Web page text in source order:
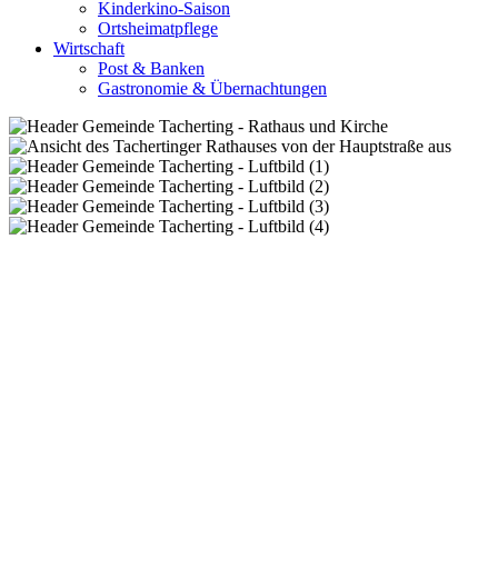
Kinderkino-Saison
Ortsheimatpflege
Wirtschaft
Post & Banken
Gastronomie & Übernachtungen